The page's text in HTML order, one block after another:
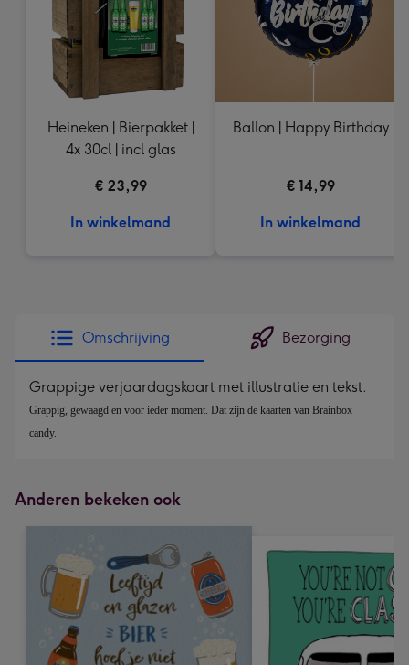
Heineken | Bierpakket |
4x 30cl | incl glas
€ 23,99
In winkelmand
Ballon | Happy Birthday
€ 14,99
In winkelmand
Omschrijving Bezorging
Grappige verjaardagskaart met illustratie en tekst.
Grappig, gewaagd en voor ieder moment. Dat zijn de kaarten van Brainbox
candy.
Anderen bekeken ook